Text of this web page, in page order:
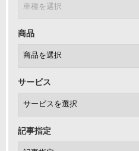
商品
サービス
記事指定